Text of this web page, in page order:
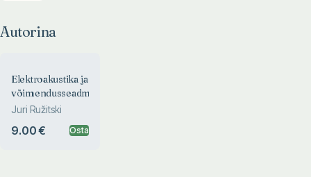
Autorina
Elektroakustika ja
võimendusseadmed
Juri Ružitski
9.00 € Osta